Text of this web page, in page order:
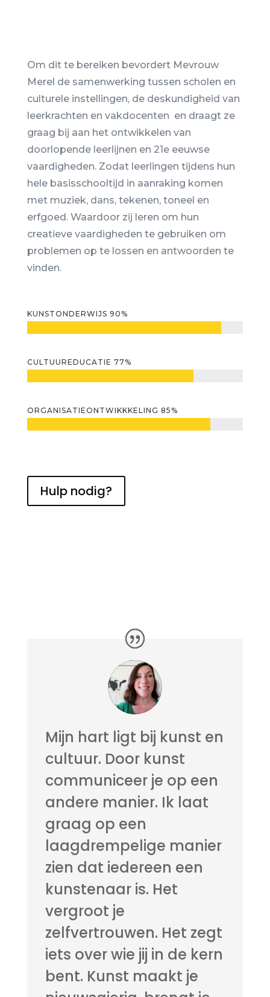
Om dit te bereiken bevordert Mevrouw
Merel de samenwerking tussen scholen en
culturele instellingen, de deskundigheid van
leerkrachten en vakdocenten en draagt ze
graag bij aan het ontwikkelen van
doorlopende leerlijnen en 21e eeuwse
vaardigheden. Zodat leerlingen tijdens hun
hele basisschooltijd in aanraking komen
met muziek, dans, tekenen, toneel en
erfgoed. Waardoor zij leren om hun
creatieve vaardigheden te gebruiken om
problemen op te lossen en antwoorden te
vinden.
KUNSTONDERWIJS 90%
CULTUUREDUCATIE 77%
ORGANISATIEONTWIKKKELING 85%
Hulp nodig?
Mijn hart ligt bij kunst en
cultuur. Door kunst
communiceer je op een
andere manier. Ik laat
graag op een
laagdrempelige manier
zien dat iedereen een
kunstenaar is. Het
vergroot je
zelfvertrouwen. Het zegt
iets over wie jij in de kern
bent. Kunst maakt je